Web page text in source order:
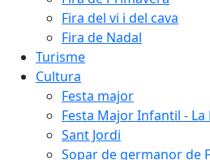
Fira del vi i del cava
Fira de Nadal
Turisme
Cultura
Festa major
Festa Major Infantil - La
Sant Jordi
Sopar de germanor de